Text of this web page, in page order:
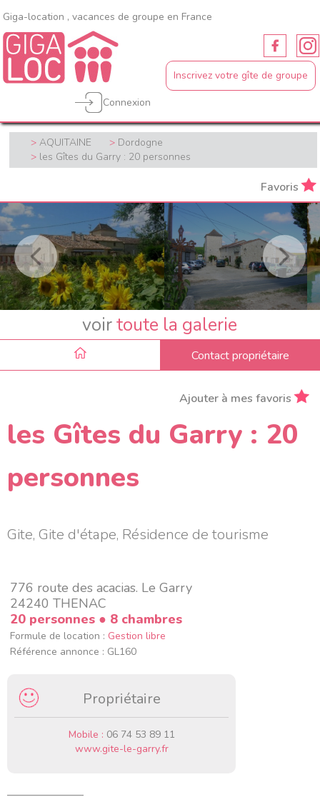
Giga-location , vacances de groupe en France
Inscrivez votre gîte de groupe
Connexion
AQUITAINE
Dordogne
les Gîtes du Garry : 20 personnes
Favoris
voirtoute la galerie
Contact propriétaire
Ajouter à mes favoris
les Gîtes du Garry : 20
personnes
Gite, Gite d'étape, Résidence de tourisme
776 route des acacias. Le Garry
24240 THENAC
20 personnes ● 8 chambres
Formule de location : Gestion libre
Référence annonce : GL160
Propriétaire
Mobile : 06 74 53 89 11
www.gite-le-garry.fr